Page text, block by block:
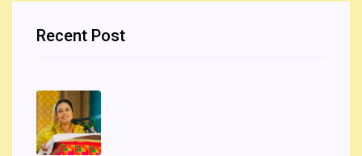
Recent Post